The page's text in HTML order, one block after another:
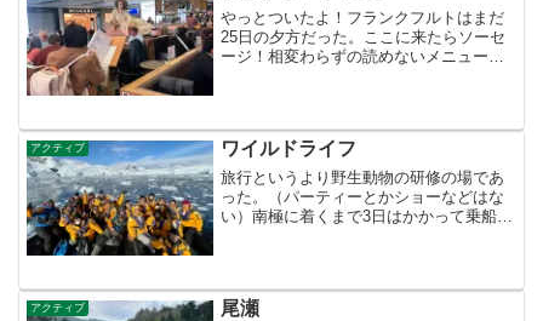
やっとついたよ！フランクフルトはまだ
25日の夕方だった。ここに来たらソーセ
ージ！相変わらずの読めないメニュー片
しい これからアルゼ...
アクティブ ワイルドライフ
旅行というより野生動物の研修の場であ
った。（パーティーとかショーなどはな
い）南極に着くまで3日はかかって乗船、
ン アザラシ 鯨のいそうな...
アクティブ 尾瀬